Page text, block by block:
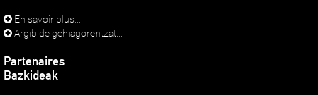
En savoir plus...
Argibide gehiagorentzat...
Partenaires
Bazkideak